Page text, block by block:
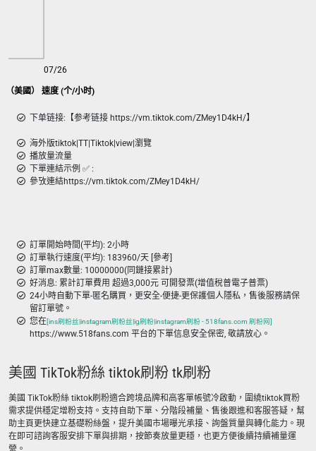
（美國） 速度 (个/小时)
07/26
下单链接:【参考链接 https://vm.tiktok.com/ZMey1D4kH/】
海外版tiktok|TT|Tiktok|view|瀏覽
播放量流量
下單連結示例 ✅ :
參攷連結https://vm.tiktok.com/ZMey1D4kH/
訂單開始時間(平均): 2小時
訂單執行速度(平均): 183960/天 [參考]
訂單max數量: 10000000(同鏈接累計)
好消息: 累計訂單費用 超過3,000元 可開發票(增值稅普電子普票)
24小時自動下單-匿名購買，更安全-便捷-更保護個人隱私，售後服務請保
留訂單號。
您在[ins刷粉丝|instagram刷粉丝|ig刷粉|instagram刷粉 - 518fans.com 刷粉网]
https://www.518fans.com 平台的下單信息安全保密, 敬請放心。
美國 TikTok粉絲 tiktok刷粉 tk刷粉
美國 TikTok粉絲 tiktok刷粉適合跨境品牌和高客單帳號冷啟動，圍繞tiktok買粉
需求提供穩定增粉支持。支持自助下單、分階段補量、售後跟進和客服答疑，幫
助主頁更快建立基礎粉絲盤，提升美國市場曝光承接、詢盤質量與轉化能力。現
在即可諮詢客服安排下單與排期，按節奏放量更穩，也更方便後續持續補量運
營。